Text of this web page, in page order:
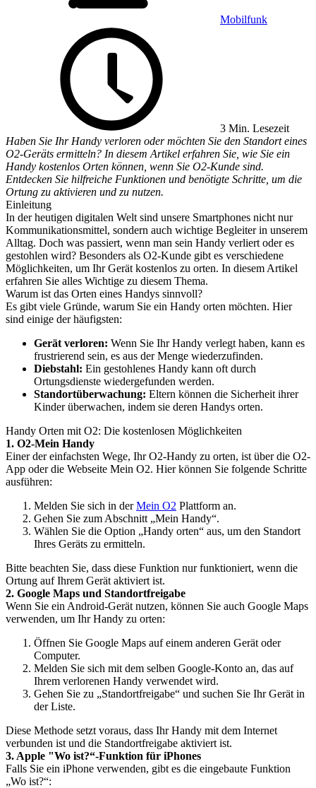
Mobilfunk
3 Min. Lesezeit
Haben Sie Ihr Handy verloren oder möchten Sie den Standort eines
O2-Geräts ermitteln? In diesem Artikel erfahren Sie, wie Sie ein
Handy kostenlos Orten können, wenn Sie O2-Kunde sind.
Entdecken Sie hilfreiche Funktionen und benötigte Schritte, um die
Ortung zu aktivieren und zu nutzen.
Einleitung
In der heutigen digitalen Welt sind unsere Smartphones nicht nur
Kommunikationsmittel, sondern auch wichtige Begleiter in unserem
Alltag. Doch was passiert, wenn man sein Handy verliert oder es
gestohlen wird? Besonders als O2-Kunde gibt es verschiedene
Möglichkeiten, um Ihr Gerät kostenlos zu orten. In diesem Artikel
erfahren Sie alles Wichtige zu diesem Thema.
Warum ist das Orten eines Handys sinnvoll?
Es gibt viele Gründe, warum Sie ein Handy orten möchten. Hier
sind einige der häufigsten:
Gerät verloren: Wenn Sie Ihr Handy verlegt haben, kann es
frustrierend sein, es aus der Menge wiederzufinden.
Diebstahl: Ein gestohlenes Handy kann oft durch
Ortungsdienste wiedergefunden werden.
Standortüberwachung: Eltern können die Sicherheit ihrer
Kinder überwachen, indem sie deren Handys orten.
Handy Orten mit O2: Die kostenlosen Möglichkeiten
1. O2-Mein Handy
Einer der einfachsten Wege, Ihr O2-Handy zu orten, ist über die O2-
App oder die Webseite Mein O2. Hier können Sie folgende Schritte
ausführen:
Melden Sie sich in derMein O2 Plattform an.
Gehen Sie zum Abschnitt „Mein Handy“.
Wählen Sie die Option „Handy orten“ aus, um den Standort
Ihres Geräts zu ermitteln.
Bitte beachten Sie, dass diese Funktion nur funktioniert, wenn die
Ortung auf Ihrem Gerät aktiviert ist.
2. Google Maps und Standortfreigabe
Wenn Sie ein Android-Gerät nutzen, können Sie auch Google Maps
verwenden, um Ihr Handy zu orten:
Öffnen Sie Google Maps auf einem anderen Gerät oder
Computer.
Melden Sie sich mit dem selben Google-Konto an, das auf
Ihrem verlorenen Handy verwendet wird.
Gehen Sie zu „Standortfreigabe“ und suchen Sie Ihr Gerät in
der Liste.
Diese Methode setzt voraus, dass Ihr Handy mit dem Internet
verbunden ist und die Standortfreigabe aktiviert ist.
3. Apple "Wo ist?“-Funktion für iPhones
Falls Sie ein iPhone verwenden, gibt es die eingebaute Funktion
„Wo ist?“: